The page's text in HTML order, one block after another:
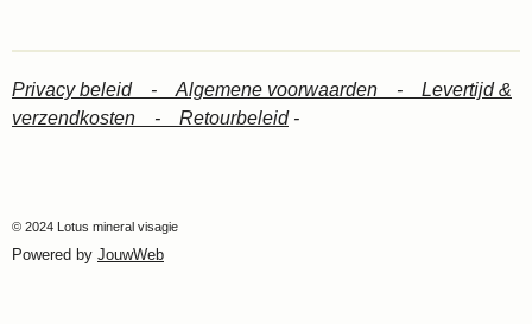
Privacy beleid - Algemene voorwaarden - Levertijd &
verzendkosten - Retourbeleid-
© 2024 Lotus mineral visagie
Powered by JouwWeb